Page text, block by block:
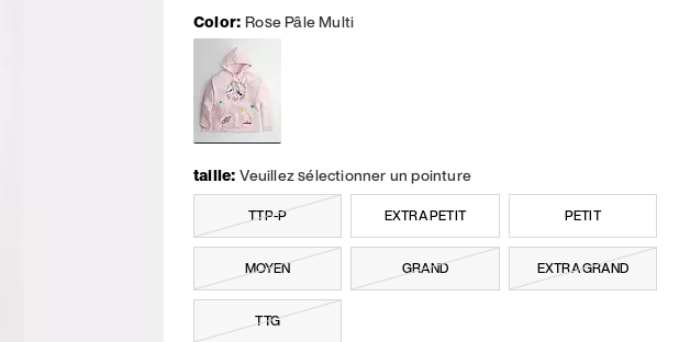
Color: Rose Pâle Multi
taille: Veuillez sélectionner un pointure
TTP-P EXTRA PETIT PETIT
MOYEN GRAND EXTRA GRAND
TTG